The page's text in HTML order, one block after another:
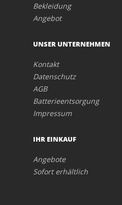
Bekleidung
Angebot
UNSER UNTERNEHMEN
Kontakt
Datenschutz
AGB
Batterieentsorgung
Impressum
IHR EINKAUF
Angebote
Sofort erhältlich